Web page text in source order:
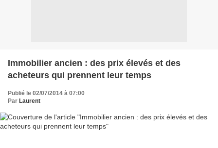
Immobilier ancien : des prix élevés et des
acheteurs qui prennent leur temps
Publié le 02/07/2014 à 07:00
Par Laurent